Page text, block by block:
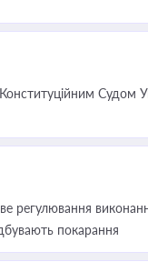
Судом
регулювання
покарання